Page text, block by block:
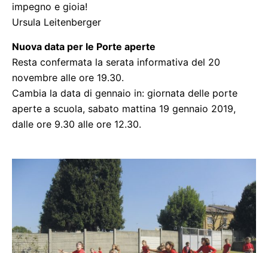
impegno e gioia!
Ursula Leitenberger
Nuova data per le Porte aperte
Resta confermata la serata informativa del 20
novembre alle ore 19.30.
Cambia la data di gennaio in: giornata delle porte
aperte a scuola, sabato mattina 19 gennaio 2019,
dalle ore 9.30 alle ore 12.30.